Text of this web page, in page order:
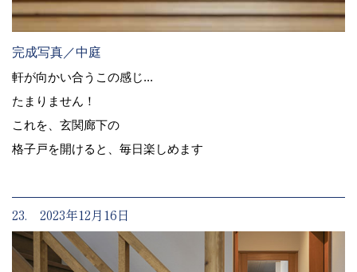
完成写真／中庭
軒が向かい合うこの感じ...
たまりません！
これを、玄関廊下の
格子戸を開けると、毎日楽しめます
23. 2023年12月16日